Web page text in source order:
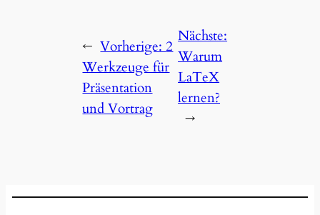
← Vorherige:2
Werkzeuge für
Präsentation
und Vortrag
Nächste:
Warum
LaTeX
lernen?
→